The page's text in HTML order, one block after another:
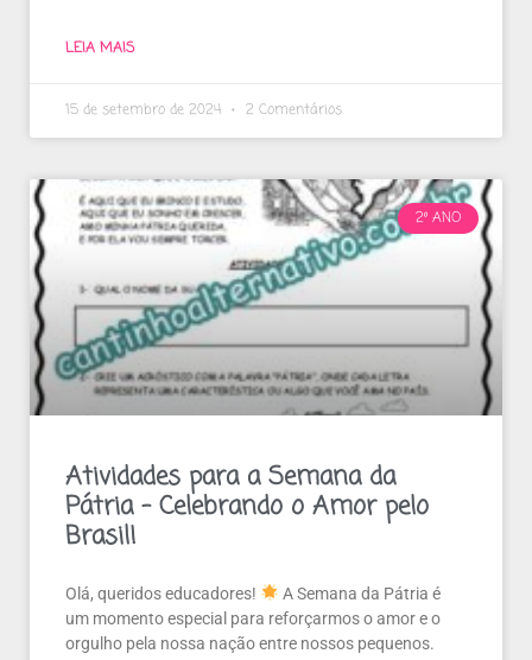
LEIA MAIS
15 de setembro de 2024 2 Comentários
2º ANO
Atividades para a Semana da
Pátria – Celebrando o Amor pelo
Brasil!
Olá, queridos educadores!
A Semana da Pátria é
um momento especial para reforçarmos o amor e o
orgulho pela nossa nação entre nossos pequenos.